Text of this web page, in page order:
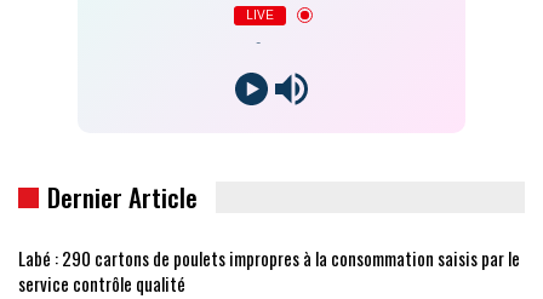
LIVE
Dernier Article
Labé : 290 cartons de poulets impropres à la consommation saisis par le
service contrôle qualité